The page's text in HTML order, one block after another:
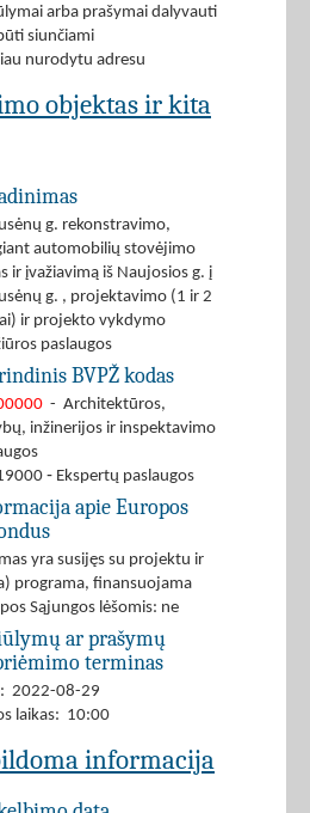
arba prašymai dalyvauti
siunčiami
nurodytu adresu
objektas ir kita
g. rekonstravimo,
automobilių stovėjimo
ir įvažiavimą iš Naujosios g. į
g. , projektavimo (1 ir 2
ir projekto vykdymo
paslaugos
BVPŽ kodas
- Architektūros,
inžinerijos ir inspektavimo
‐ Ekspertų paslaugos
apie Europos
yra susijęs su projektu ir
programa, finansuojama
Sąjungos lėšomis: ne
ar prašymų
terminas
2022-08-29
laikas: 10:00
informacija